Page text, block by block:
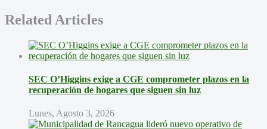
Related Articles
SEC O’Higgins exige a CGE comprometer plazos en la
recuperación de hogares que siguen sin luz
Lunes, Agosto 3, 2026